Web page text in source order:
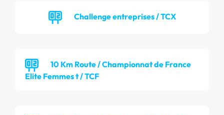
Challenge entreprises / TCX
10 Km Route / Championnat de France
Elite Femmes t / TCF